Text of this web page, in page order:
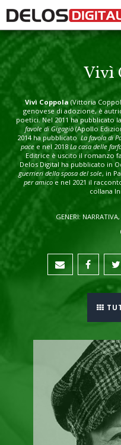
Vivì
Vivì Coppola (Vittoria
genovese di adozione, è
poetici. Nel 2011 ha pubblicato
favole di Gigagiò(Apollo
2014 ha pubblicato La favola di
pacee nel 2018 La casa delle
Editrice è uscito il romanzo
Delos Digital ha pubblicato in
guerrieri della sposa del sole, in
per amicoe nel 2021 il
collana
GENERI: